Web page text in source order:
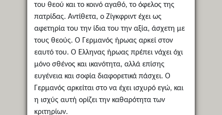
του θεού και το κοινό αγαθό, το όφελος της
πατρίδας. Αντίθετα, ο Ζίγκφριντ έχει ως
αφετηρία του την ίδια του την αξία, άσχετη με
τους θεούς. Ο Γερμανός ήρωας αρκεί στον
εαυτό του. Ο Έλληνας ήρωας πρέπει νάχει όχι
μόνο σθένος και ικανότητα, αλλά επίσης
ευγένεια και σοφία διαφορετικά πάσχει. Ο
Γερμανός αρκείται στο να έχει ισχυρό εγώ, και
η ισχύς αυτή ορίζει την καθαρότητα των
κριτηρίων.